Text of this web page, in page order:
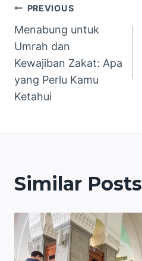
Navigasi
pos
PREVIOUS
Menabung untuk
Umrah dan
Kewajiban Zakat: Apa
yang Perlu Kamu
Ketahui
Similar Posts